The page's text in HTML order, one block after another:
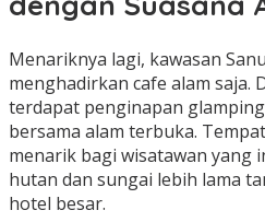
Menariknya lagi, kawasan
menghadirkan cafe alam saja.
terdapat penginapan
bersama alam terbuka.
menarik bagi wisatawan yang
hutan dan sungai lebih lama
hotel besar.